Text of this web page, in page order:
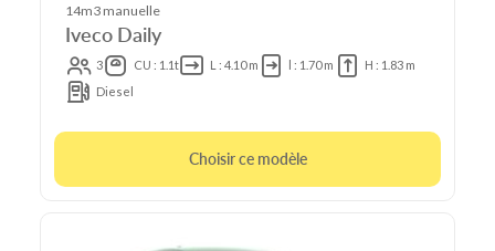
14m3 manuelle
Iveco Daily
3 CU : 1.1t L : 4.10 m l : 1.70 m
H : 1.83 m
Diesel
Choisir ce modèle